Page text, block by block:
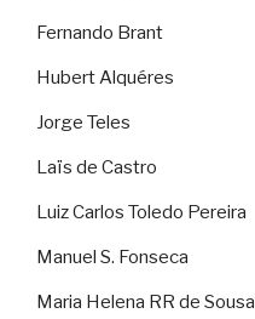
Fernando Brant
Hubert Alquéres
Jorge Teles
Laïs de Castro
Luiz Carlos Toledo Pereira
Manuel S. Fonseca
Maria Helena RR de Sousa